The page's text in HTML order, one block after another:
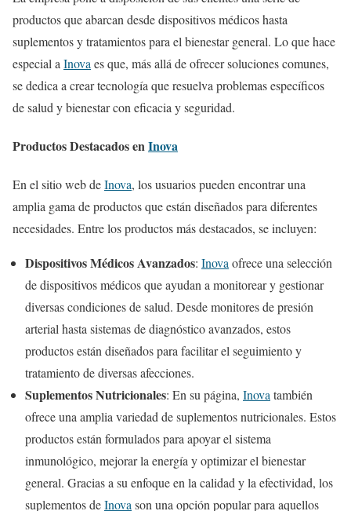
productos que abarcan desde dispositivos médicos hasta
suplementos y tratamientos para el bienestar general. Lo que hace
especial a Inova es que, más allá de ofrecer soluciones comunes,
se dedica a crear tecnología que resuelva problemas específicos
de salud y bienestar con eficacia y seguridad.
Productos Destacados enInova
En el sitio web deInova, los usuarios pueden encontrar una
amplia gama de productos que están diseñados para diferentes
necesidades. Entre los productos más destacados, se incluyen:
Dispositivos Médicos Avanzados: Inovaofrece una selección
de dispositivos médicos que ayudan a monitorear y gestionar
diversas condiciones de salud. Desde monitores de presión
arterial hasta sistemas de diagnóstico avanzados, estos
productos están diseñados para facilitar el seguimiento y
tratamiento de diversas afecciones.
Suplementos Nutricionales: En su página, Inovatambién
ofrece una amplia variedad de suplementos nutricionales. Estos
productos están formulados para apoyar el sistema
inmunológico, mejorar la energía y optimizar el bienestar
general. Gracias a su enfoque en la calidad y la efectividad, los
suplementos deInovason una opción popular para aquellos